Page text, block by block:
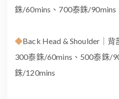
銖/60mins、700泰銖/90mins
◆Back Head & Shoulder｜背
300泰銖/60mins、500泰銖/
銖/120mins